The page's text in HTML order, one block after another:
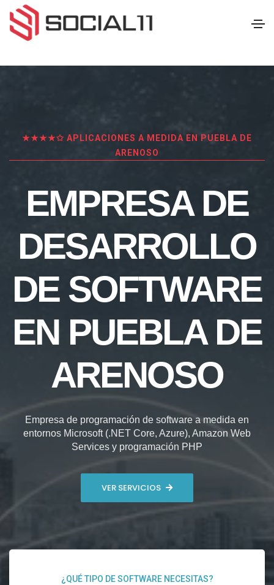
★★★★✩ APLICACIONES A MEDIDA EN PUEBLA DE
ARENOSO
EMPRESA DE
DESARROLLO
DE SOFTWARE
EN PUEBLA DE
ARENOSO
Empresa de programación de software a medida en
entornos Microsoft (.NET Core, Azure), Amazon Web
Services y programación PHP
VER SERVICIOS
¿QUÉ TIPO DE SOFTWARE NECESITAS?